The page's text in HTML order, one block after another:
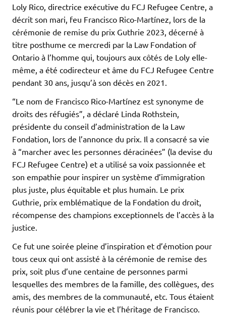
Loly Rico, directrice exécutive du FCJ Refugee Centre, a
décrit son mari, feu Francisco Rico-Martínez, lors de la
cérémonie de remise du prix Guthrie 2023, décerné à
titre posthume ce mercredi par la Law Fondation of
Ontario à l’homme qui, toujours aux côtés de Loly elle-
même, a été codirecteur et âme du FCJ Refugee Centre
pendant 30 ans, jusqu’à son décès en 2021.
“Le nom de Francisco Rico-Martínez est synonyme de
droits des réfugiés”, a déclaré Linda Rothstein,
présidente du conseil d’administration de la Law
Fondation, lors de l’annonce du prix. Il a consacré sa vie
à “marcher avec les personnes déracinées” (la devise du
FCJ Refugee Centre) et a utilisé sa voix passionnée et
son empathie pour inspirer un système d’immigration
plus juste, plus équitable et plus humain. Le prix
Guthrie, prix emblématique de la Fondation du droit,
récompense des champions exceptionnels de l’accès à la
justice.
Ce fut une soirée pleine d’inspiration et d’émotion pour
tous ceux qui ont assisté à la cérémonie de remise des
prix, soit plus d’une centaine de personnes parmi
lesquelles des membres de la famille, des collègues, des
amis, des membres de la communauté, etc. Tous étaient
réunis pour célébrer la vie et l’héritage de Francisco.